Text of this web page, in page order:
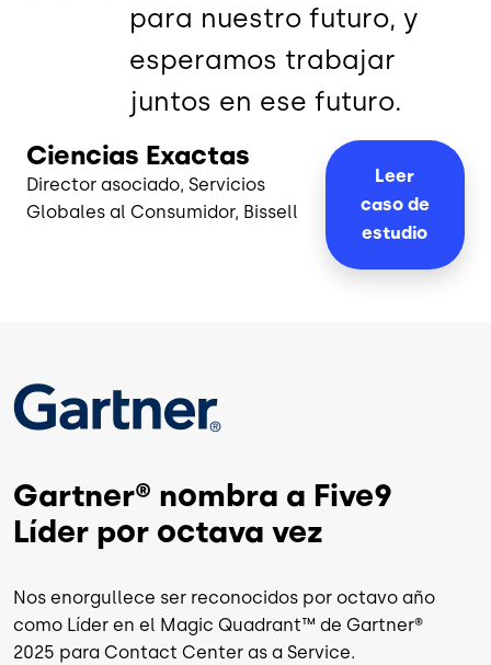
para nuestro futuro, y
esperamos trabajar
juntos en ese futuro.
Ciencias Exactas
Director asociado, Servicios
Globales al Consumidor, Bissell
Leer
caso de
estudio
Image
Gartner® nombra a Five9
Líder por octava vez
Nos enorgullece ser reconocidos por octavo año
como Líder en el Magic Quadrant™ de Gartner®
2025 para Contact Center as a Service.